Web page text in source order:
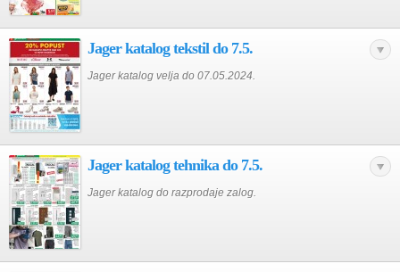
Jager katalog tekstil do 7.5.
Jager katalog velja do 07.05.2024.
Jager katalog tehnika do 7.5.
Jager katalog do razprodaje zalog.